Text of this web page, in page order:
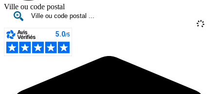
Ville ou code postal